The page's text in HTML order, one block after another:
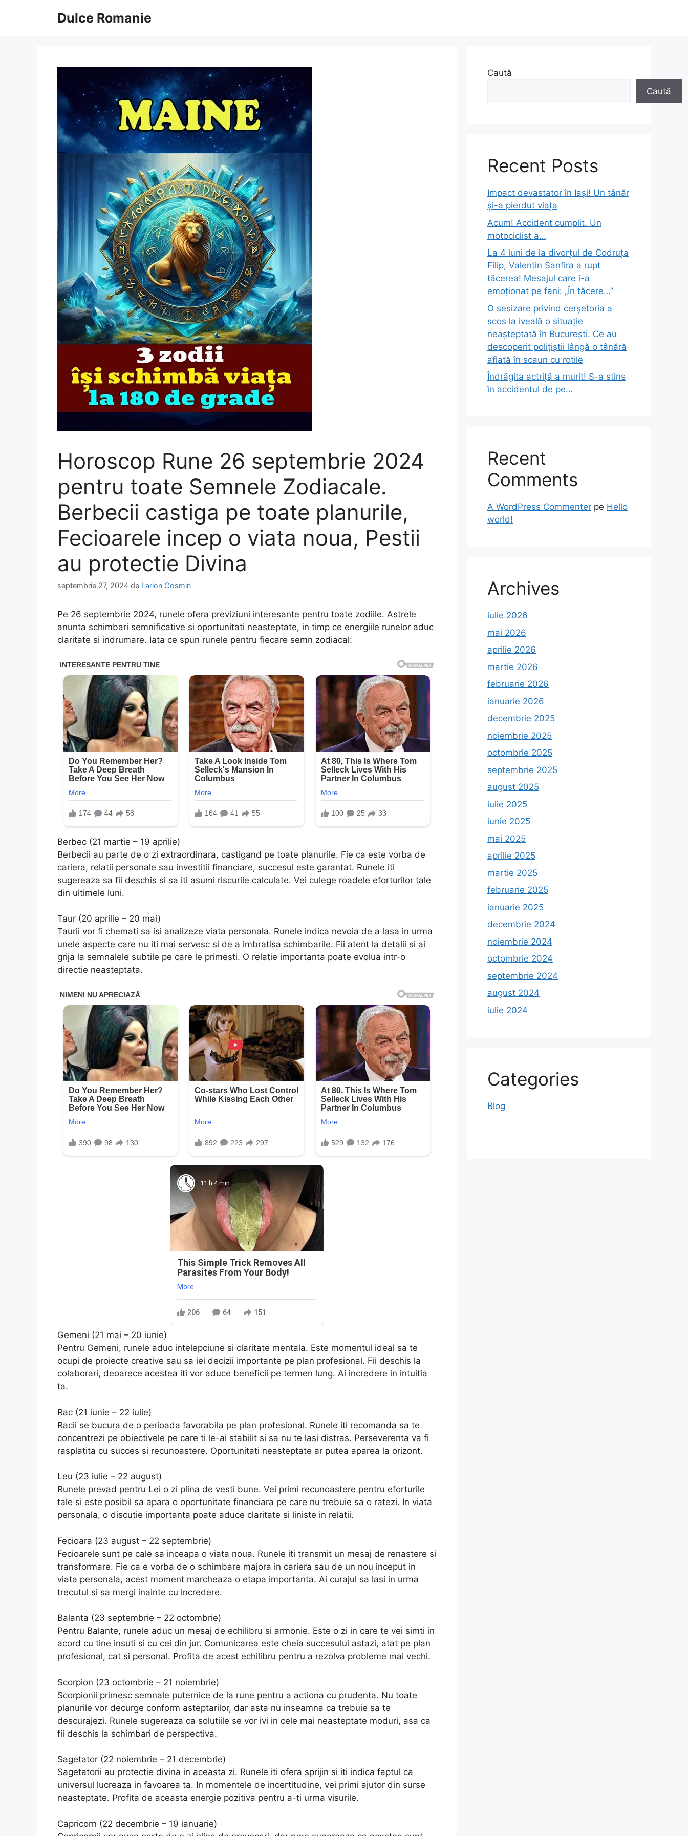
Dulce Romanie
Horoscop Rune 26 septembrie 2024
pentru toate Semnele Zodiacale.
Berbecii castiga pe toate planurile,
Fecioarele incep o viata noua, Pestii
au protectie Divina
septembrie 27, 2024 de Larion Cosmin
Pe 26 septembrie 2024, runele ofera previziuni interesante pentru toate zodiile. Astrele
anunta schimbari semnificative si oportunitati neasteptate, in timp ce energiile runelor aduc
claritate si indrumare. Iata ce spun runele pentru fiecare semn zodiacal:
Berbec (21 martie – 19 aprilie)
Berbecii au parte de o zi extraordinara, castigand pe toate planurile. Fie ca este vorba de
cariera, relatii personale sau investitii financiare, succesul este garantat. Runele iti
sugereaza sa fii deschis si sa iti asumi riscurile calculate. Vei culege roadele eforturilor tale
din ultimele luni.
Taur (20 aprilie – 20 mai)
Taurii vor fi chemati sa isi analizeze viata personala. Runele indica nevoia de a lasa in urma
unele aspecte care nu iti mai servesc si de a imbratisa schimbarile. Fii atent la detalii si ai
grija la semnalele subtile pe care le primesti. O relatie importanta poate evolua intr-o
directie neasteptata.
11 h 4 min
This Simple Trick Removes All
Parasites From Your Body!
More
206 64 151
Gemeni (21 mai – 20 iunie)
Pentru Gemeni, runele aduc intelepciune si claritate mentala. Este momentul ideal sa te
ocupi de proiecte creative sau sa iei decizii importante pe plan profesional. Fii deschis la
colaborari, deoarece acestea iti vor aduce beneficii pe termen lung. Ai incredere in intuitia
ta.
Rac (21 iunie – 22 iulie)
Racii se bucura de o perioada favorabila pe plan profesional. Runele iti recomanda sa te
concentrezi pe obiectivele pe care ti le-ai stabilit si sa nu te lasi distras. Perseverenta va fi
rasplatita cu succes si recunoastere. Oportunitati neasteptate ar putea aparea la orizont.
Leu (23 iulie – 22 august)
Runele prevad pentru Lei o zi plina de vesti bune. Vei primi recunoastere pentru eforturile
tale si este posibil sa apara o oportunitate financiara pe care nu trebuie sa o ratezi. In viata
personala, o discutie importanta poate aduce claritate si liniste in relatii.
Fecioara (23 august – 22 septembrie)
Fecioarele sunt pe cale sa inceapa o viata noua. Runele iti transmit un mesaj de renastere si
transformare. Fie ca e vorba de o schimbare majora in cariera sau de un nou inceput in
viata personala, acest moment marcheaza o etapa importanta. Ai curajul sa lasi in urma
trecutul si sa mergi inainte cu incredere.
Balanta (23 septembrie – 22 octombrie)
Pentru Balante, runele aduc un mesaj de echilibru si armonie. Este o zi in care te vei simti in
acord cu tine insuti si cu cei din jur. Comunicarea este cheia succesului astazi, atat pe plan
profesional, cat si personal. Profita de acest echilibru pentru a rezolva probleme mai vechi.
Scorpion (23 octombrie – 21 noiembrie)
Scorpionii primesc semnale puternice de la rune pentru a actiona cu prudenta. Nu toate
planurile vor decurge conform asteptarilor, dar asta nu inseamna ca trebuie sa te
descurajezi. Runele sugereaza ca solutiile se vor ivi in cele mai neasteptate moduri, asa ca
fii deschis la schimbari de perspectiva.
Sagetator (22 noiembrie – 21 decembrie)
Sagetatorii au protectie divina in aceasta zi. Runele iti ofera sprijin si iti indica faptul ca
universul lucreaza in favoarea ta. In momentele de incertitudine, vei primi ajutor din surse
neasteptate. Profita de aceasta energie pozitiva pentru a-ti urma visurile.
Capricorn (22 decembrie – 19 ianuarie)
Caută
Caută
Recent Posts
Impact devastator în Iași! Un tânăr
și-a pierdut viața
Acum! Accident cumplit. Un
motociclist a…
La 4 luni de la divorțul de Codruța
Filip, Valentin Sanfira a rupt
tăcerea! Mesajul care i-a
emoționat pe fani: „În tăcere…”
O sesizare privind cerșetoria a
scos la iveală o situație
neașteptată în București. Ce au
descoperit polițiștii lângă o tânără
aflată în scaun cu rotile
Îndrăgita actriță a murit! S-a stins
în accidentul de pe…
Recent
Comments
A WordPress Commenter pe Hello
world!
Archives
iulie 2026
mai 2026
aprilie 2026
martie 2026
februarie 2026
ianuarie 2026
decembrie 2025
noiembrie 2025
octombrie 2025
septembrie 2025
august 2025
iulie 2025
iunie 2025
mai 2025
aprilie 2025
martie 2025
februarie 2025
ianuarie 2025
decembrie 2024
noiembrie 2024
octombrie 2024
septembrie 2024
august 2024
iulie 2024
Categories
Blog